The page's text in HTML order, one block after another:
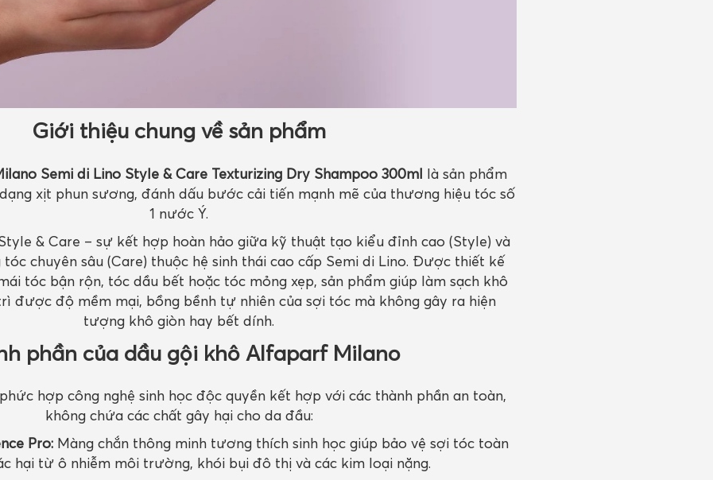
Giới thiệu chung về sản phẩm
Semi di Lino Style & Care Texturizing Dry Shampoo 300ml là sản phẩm
xịt phun sương, đánh dấu bước cải tiến mạnh mẽ của thương hiệu tóc số
1 nước Ý.
& Care – sự kết hợp hoàn hảo giữa kỹ thuật tạo kiểu đỉnh cao (Style) và
chuyên sâu (Care) thuộc hệ sinh thái cao cấp Semi di Lino. Được thiết kế
tóc bận rộn, tóc dầu bết hoặc tóc mỏng xẹp, sản phẩm giúp làm sạch khô
được độ mềm mại, bồng bềnh tự nhiên của sợi tóc mà không gây ra hiện
tượng khô giòn hay bết dính.
phần của dầu gội khô Alfaparf Milano
hợp công nghệ sinh học độc quyền kết hợp với các thành phần an toàn,
không chứa các chất gây hại cho da đầu:
Pro:Màng chắn thông minh tương thích sinh học giúp bảo vệ sợi tóc toàn
hại từ ô nhiễm môi trường, khói bụi đô thị và các kim loại nặng.